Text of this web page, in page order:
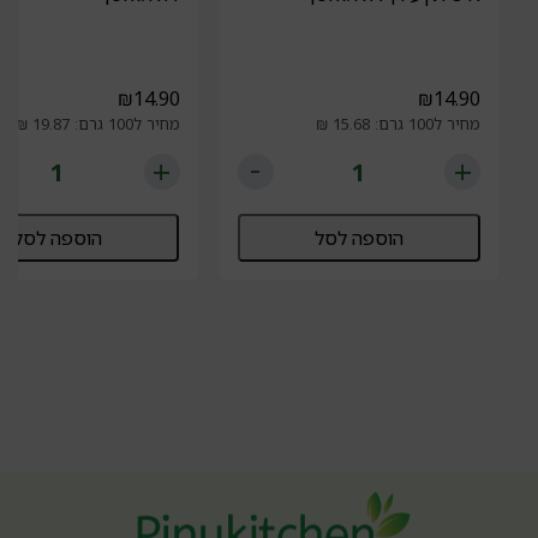
₪14.90
מחיר ל100 גרם: 15.68 ₪
הוספה לסל
₪14.90
מחיר ל100 גרם: 19.87 ₪
הוספה לסל